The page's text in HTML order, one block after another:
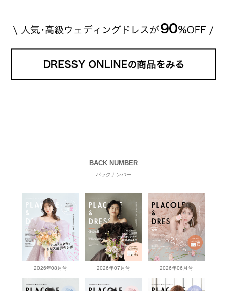
BACK NUMBER
バックナンバー
2026年08月号 2026年07月号 2026年06月号